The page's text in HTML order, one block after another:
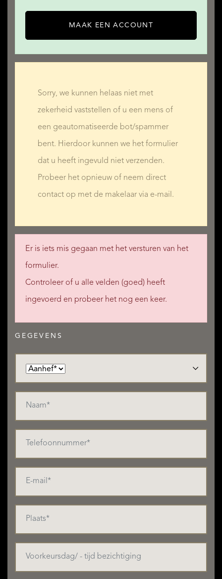
MAAK EEN ACCOUNT
Sorry, we kunnen helaas niet met
zekerheid vaststellen of u een mens of
een geautomatiseerde bot/spammer
bent. Hierdoor kunnen we het formulier
dat u heeft ingevuld niet verzenden.
Probeer het opnieuw of neem direct
contact op met de makelaar via e-mail.
Er is iets mis gegaan met het versturen van het
formulier.
Controleer of u alle velden (goed) heeft
ingevoerd en probeer het nog een keer.
GEGEVENS